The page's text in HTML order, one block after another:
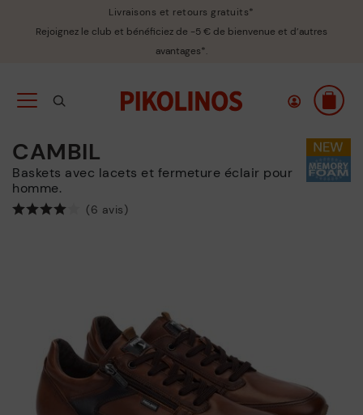
Livraisons et retours gratuits*
Rejoignez le club et bénéficiez de -5 € de bienvenue et d’autres
avantages*.
CAMBIL
Baskets avec lacets et fermeture éclair pour
homme.
(6 avis)